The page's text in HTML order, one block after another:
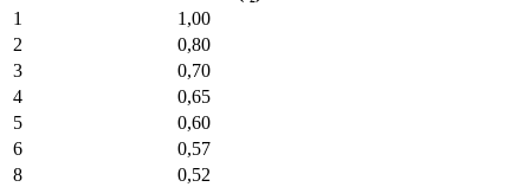
1
1,00
2
0,80
3
0,70
4
0,65
5
0,60
6
0,57
8
0,52